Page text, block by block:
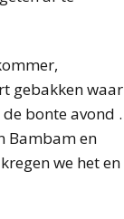
gebakken waar
bonte avond .
Bambam en
we het en